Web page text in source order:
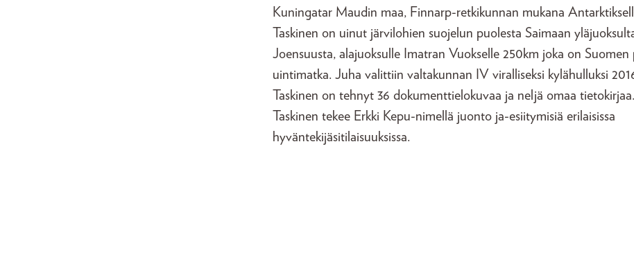
Kuningatar Maudin maa, Finnarp-retkikunnan mukana
Taskinen on uinut järvilohien suojelun puolesta Saimaan
Joensuusta, alajuoksulle Imatran Vuokselle 250km joka on Suomen
uintimatka. Juha valittiin valtakunnan IV viralliseksi kylähulluksi
Taskinen on tehnyt 36 dokumenttielokuvaa ja neljä omaa tietokirjaa.
Taskinen tekee Erkki Kepu-nimellä juonto ja-esiitymisiä erilaisissa
hyväntekijäsitilaisuuksissa.